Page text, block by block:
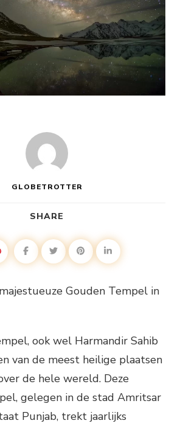
GLOBETROTTER
SHARE
Gouden Tempel in
ook wel Harmandir Sahib
van de meest heilige plaatsen
de hele wereld. Deze
gelegen in de stad Amritsar
Punjab, trekt jaarlijks